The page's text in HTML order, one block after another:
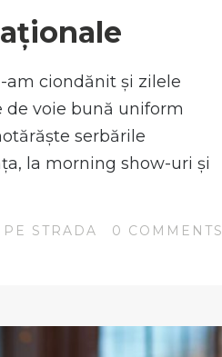
am ciondănit și zilele
de voie bună uniform
serbările
la morning show-uri și
STRADA 0 COMMENTS